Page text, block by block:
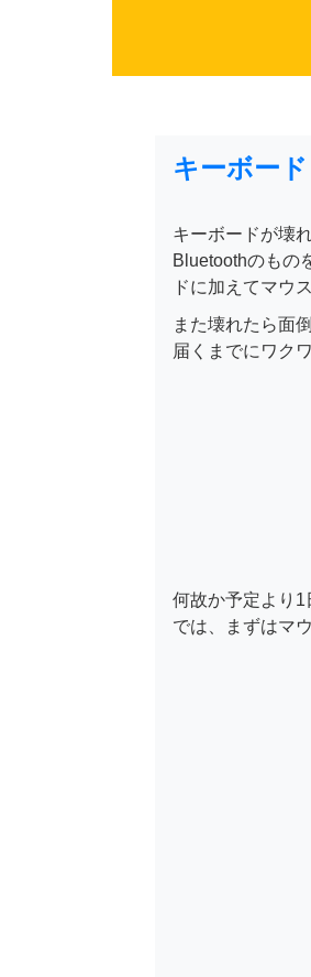
キーボー
キーボードが壊
Bluetoothのもの
ドに加えてマウ
また壊れたら面
届くまでにワク
何故か予定より1
では、まずはマ